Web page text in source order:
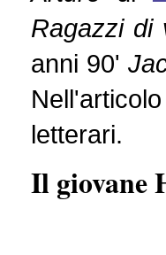
Ragazzi di
anni 90'
letterari.
Il giovane